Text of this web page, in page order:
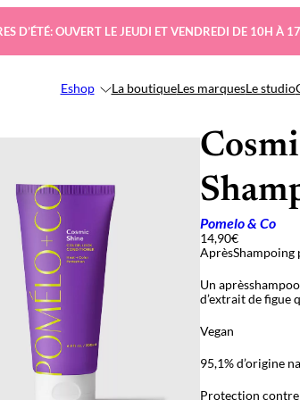
D’ÉTÉ: OUVERT LE JEUDI ET VENDREDI DE 10H À
Eshop La boutiqueLes marquesLe studio
Pomelo & Co
14,90€
AprèsShampoing
Un
d’extrait de figue
Vegan
95,1% d’origine
Protection contre